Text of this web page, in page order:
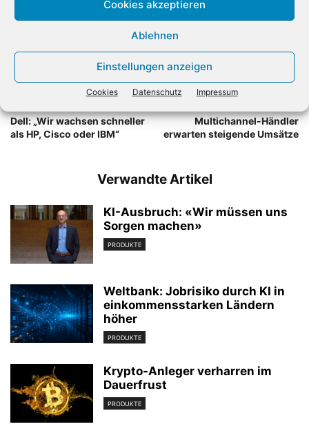
Cookies akzeptieren
Ablehnen
Einstellungen anzeigen
Cookies Datenschutz Impressum
Dell: „Wir wachsen schneller
als HP, Cisco oder IBM“
Multichannel-Händler
erwarten steigende Umsätze
Verwandte Artikel
KI-Ausbruch: «Wir müssen uns
Sorgen machen»
PRODUKTE
Weltbank: Jobrisiko durch KI in
einkommensstarken Ländern
höher
PRODUKTE
Krypto-Anleger verharren im
Dauerfrust
PRODUKTE